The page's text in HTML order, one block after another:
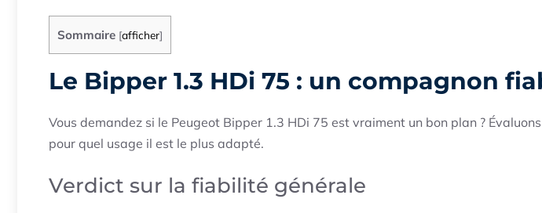
Sommaire [afficher]
Le Bipper 1.3 HDi 75 : un compagnon
Vous demandez si le Peugeot Bipper 1.3 HDi 75 est vraiment un bon plan ?
pour quel usage il est le plus adapté.
Verdict sur la fiabilité générale